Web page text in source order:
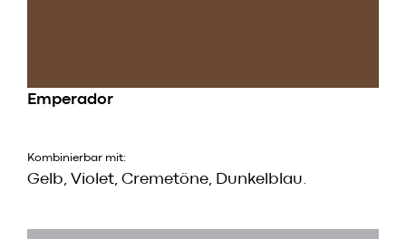
Emperador
Kombinierbar mit:
Gelb, Violet, Cremetöne, Dunkelblau.